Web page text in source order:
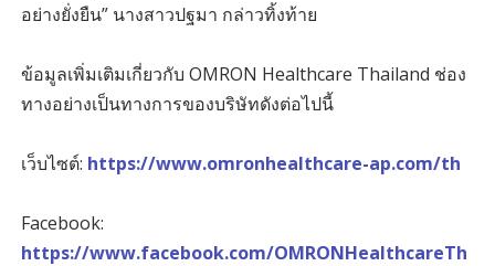
อย่างยั่งยืน” นางสาวปฐมา กล่าวทิ้งท้าย
ข้อมูลเพิ่มเติมเกี่ยวกับ OMRON Healthcare Thailand ช่อง
ทางอย่างเป็นทางการของบริษัทดังต่อไปนี้
เว็บไซต์: https://www.omronhealthcare-ap.com/th
Facebook:
https://www.facebook.com/OMRONHealthcareTh